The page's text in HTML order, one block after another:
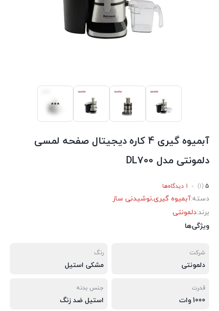
آبمیوه گیری 4 کاره دیجیتال صفحه لمسی
دلمونتی مدل DL700
5
(1) 1 دیدگاه‌ها
دسته:آبمیوه گیری,نوشیدنی ساز
برند:دلمونتی
ویژگی‌ها
شرکت
دلمونتی
رنگ
مشکی استیل
قدرت
1000 وات
جنس بدنه
استیل ضد زنگ